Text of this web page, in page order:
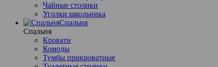
Чайные столики
Уголки школьника
Спальня
Спальня
Кровати
Комоды
Тумбы прикроватные